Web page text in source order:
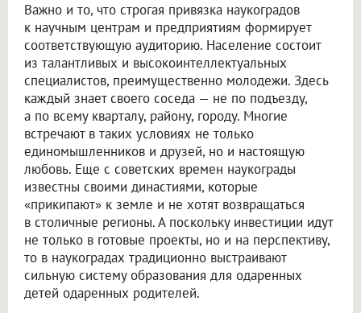
Важно и то, что строгая привязка наукоградов
к научным центрам и предприятиям формирует
соответствующую аудиторию. Население состоит
из талантливых и высокоинтеллектуальных
специалистов, преимущественно молодежи. Здесь
каждый знает своего соседа — не по подъезду,
а по всему кварталу, району, городу. Многие
встречают в таких условиях не только
единомышленников и друзей, но и настоящую
любовь. Еще с советских времен наукограды
известны своими династиями, которые
«прикипают» к земле и не хотят возвращаться
в столичные регионы. А поскольку инвестиции идут
не только в готовые проекты, но и на перспективу,
то в наукоградах традиционно выстраивают
сильную систему образования для одаренных
детей одаренных родителей.